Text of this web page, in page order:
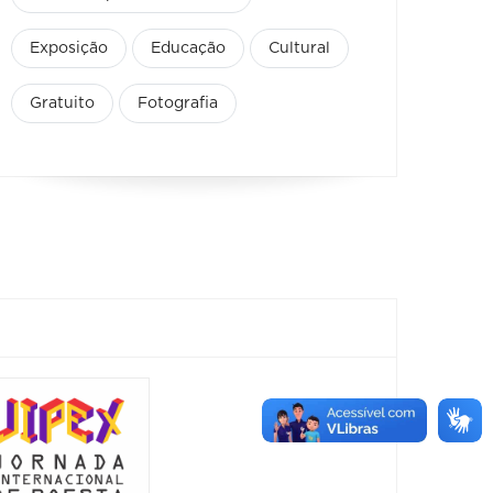
Exposição Educação Cultural
Gratuito Fotografia